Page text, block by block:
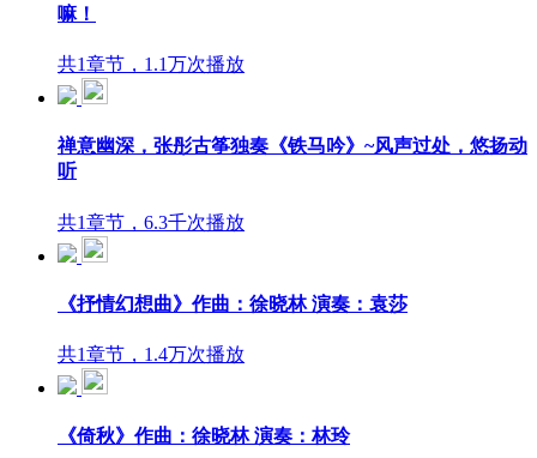
嘛！
共1章节，1.1万次播放
禅意幽深，张彤古筝独奏《铁马吟》~风声过处，悠扬动
听
共1章节，6.3千次播放
《抒情幻想曲》作曲：徐晓林 演奏：袁莎
共1章节，1.4万次播放
《倚秋》作曲：徐晓林 演奏：林玲